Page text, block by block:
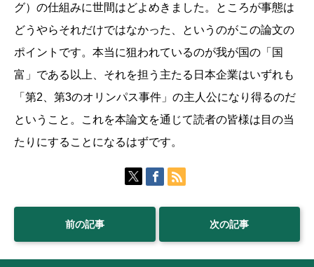
グ）の仕組みに世間はどよめきました。ところが事態は
どうやらそれだけではなかった、というのがこの論文の
ポイントです。本当に狙われているのが我が国の「国
富」である以上、それを担う主たる日本企業はいずれも
「第2、第3のオリンパス事件」の主人公になり得るのだ
ということ。これを本論文を通じて読者の皆様は目の当
たりにすることになるはずです。
前の記事 次の記事